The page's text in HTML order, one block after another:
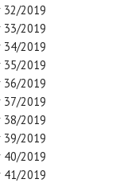
32/2019
33/2019
34/2019
35/2019
36/2019
37/2019
38/2019
39/2019
40/2019
41/2019